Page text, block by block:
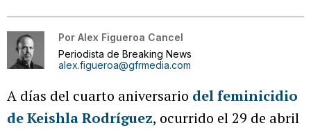
Por Alex Figueroa Cancel
Periodista de Breaking News
alex.figueroa@gfrmedia.com
A días del cuarto aniversario del feminicidio
de Keishla Rodríguez, ocurrido el 29 de abril